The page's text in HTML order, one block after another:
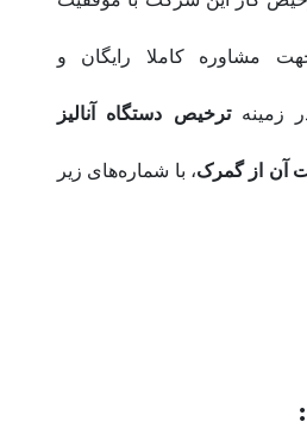
مشاوره کاملا رایگان و
زمینهترخیص دستگاه آنالیز
آن از گمرک، با شماره‌های زیر